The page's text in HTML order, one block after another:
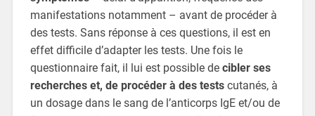
manifestations notamment – avant de procéder à
des tests. Sans réponse à ces questions, il est en
effet difficile d’adapter les tests. Une fois le
questionnaire fait, il lui est possible de cibler ses
recherches et, de procéder à des testscutanés, à
un dosage dans le sang de l’anticorps IgE et/ou de